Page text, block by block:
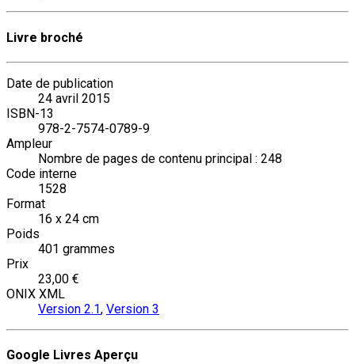
Livre broché
Date de publication
24 avril 2015
ISBN-13
978-2-7574-0789-9
Ampleur
Nombre de pages de contenu principal : 248
Code interne
1528
Format
16 x 24 cm
Poids
401 grammes
Prix
23,00 €
ONIX XML
Version 2.1, Version 3
Google Livres Aperçu